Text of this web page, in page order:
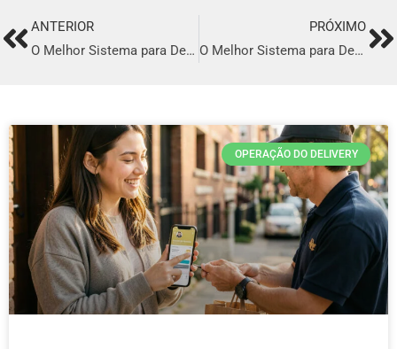
PrevANTERIOR
O Melhor Sistema para Delivery em Simões Filho
PRÓXIMO
O Melhor Sistema para Delivery em Pinhais
OPERAÇÃO DO DELIVERY